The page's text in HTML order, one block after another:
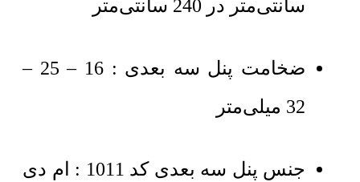
سانتی‌متر در 240 سانتی‌متر
ضخامت پنل سه بعدی : 16 – 25 –
32 میلی‌متر
جنس پنل سه بعدی کد 1011 : ام دی